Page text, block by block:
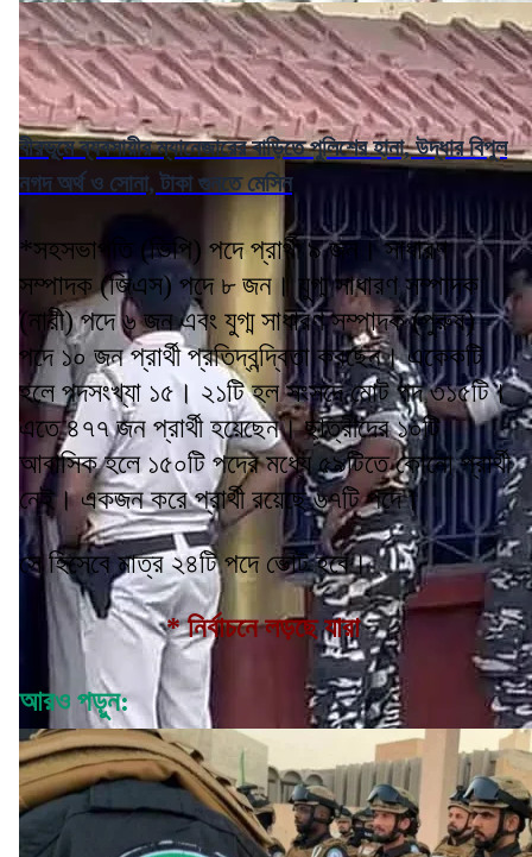
বীরভূমে ব্যবসায়ীর ম্যানেজারের বাড়িতে পুলিশের হানা, উদ্ধার বিপুল
নগদ অর্থ ও সোনা, টাকা গুনতে মেসিন
*সহসভাপতি (ভিপি) পদে প্রার্থী ৯ জন। সাধারণ
সম্পাদক (জিএস) পদে ৮ জন। যুগ্ম সাধারণ সম্পাদক
(নারী) পদে ৬ জন এবং যুগ্ম সাধারণ সম্পাদক (পুরুষ)
পদে ১০ জন প্রার্থী প্রতিদ্বন্দ্বিতা করছেন। একেকটি
হলে পদসংখ্যা ১৫। ২১টি হল সংসদে মোট পদ ৩১৫টি।
এতে ৪৭৭ জন প্রার্থী হয়েছেন। ছাত্রীদের ১০টি
আবাসিক হলে ১৫০টি পদের মধ্যে ৫৯টিতে কোনো প্রার্থী
নেই। একজন করে প্রার্থী রয়েছে ৬৭টি পদে।
সে হিসেবে মাত্র ২৪টি পদে ভোট হবে।
* নির্বাচনে লড়ছে যারা
আরও পড়ুন: